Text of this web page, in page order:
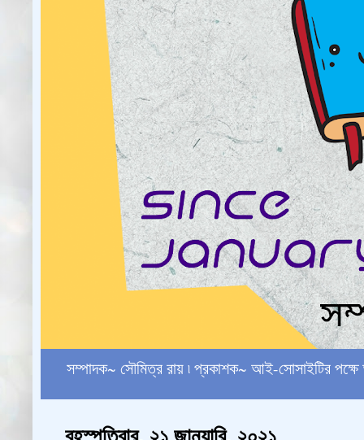
সম্পাদক~ সৌমিত্র রায় ৷ প্রকাশক~ আই-সোসাইটির